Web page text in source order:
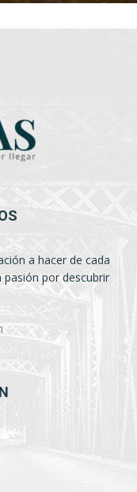
a hacer de cada
pasión por descubrir